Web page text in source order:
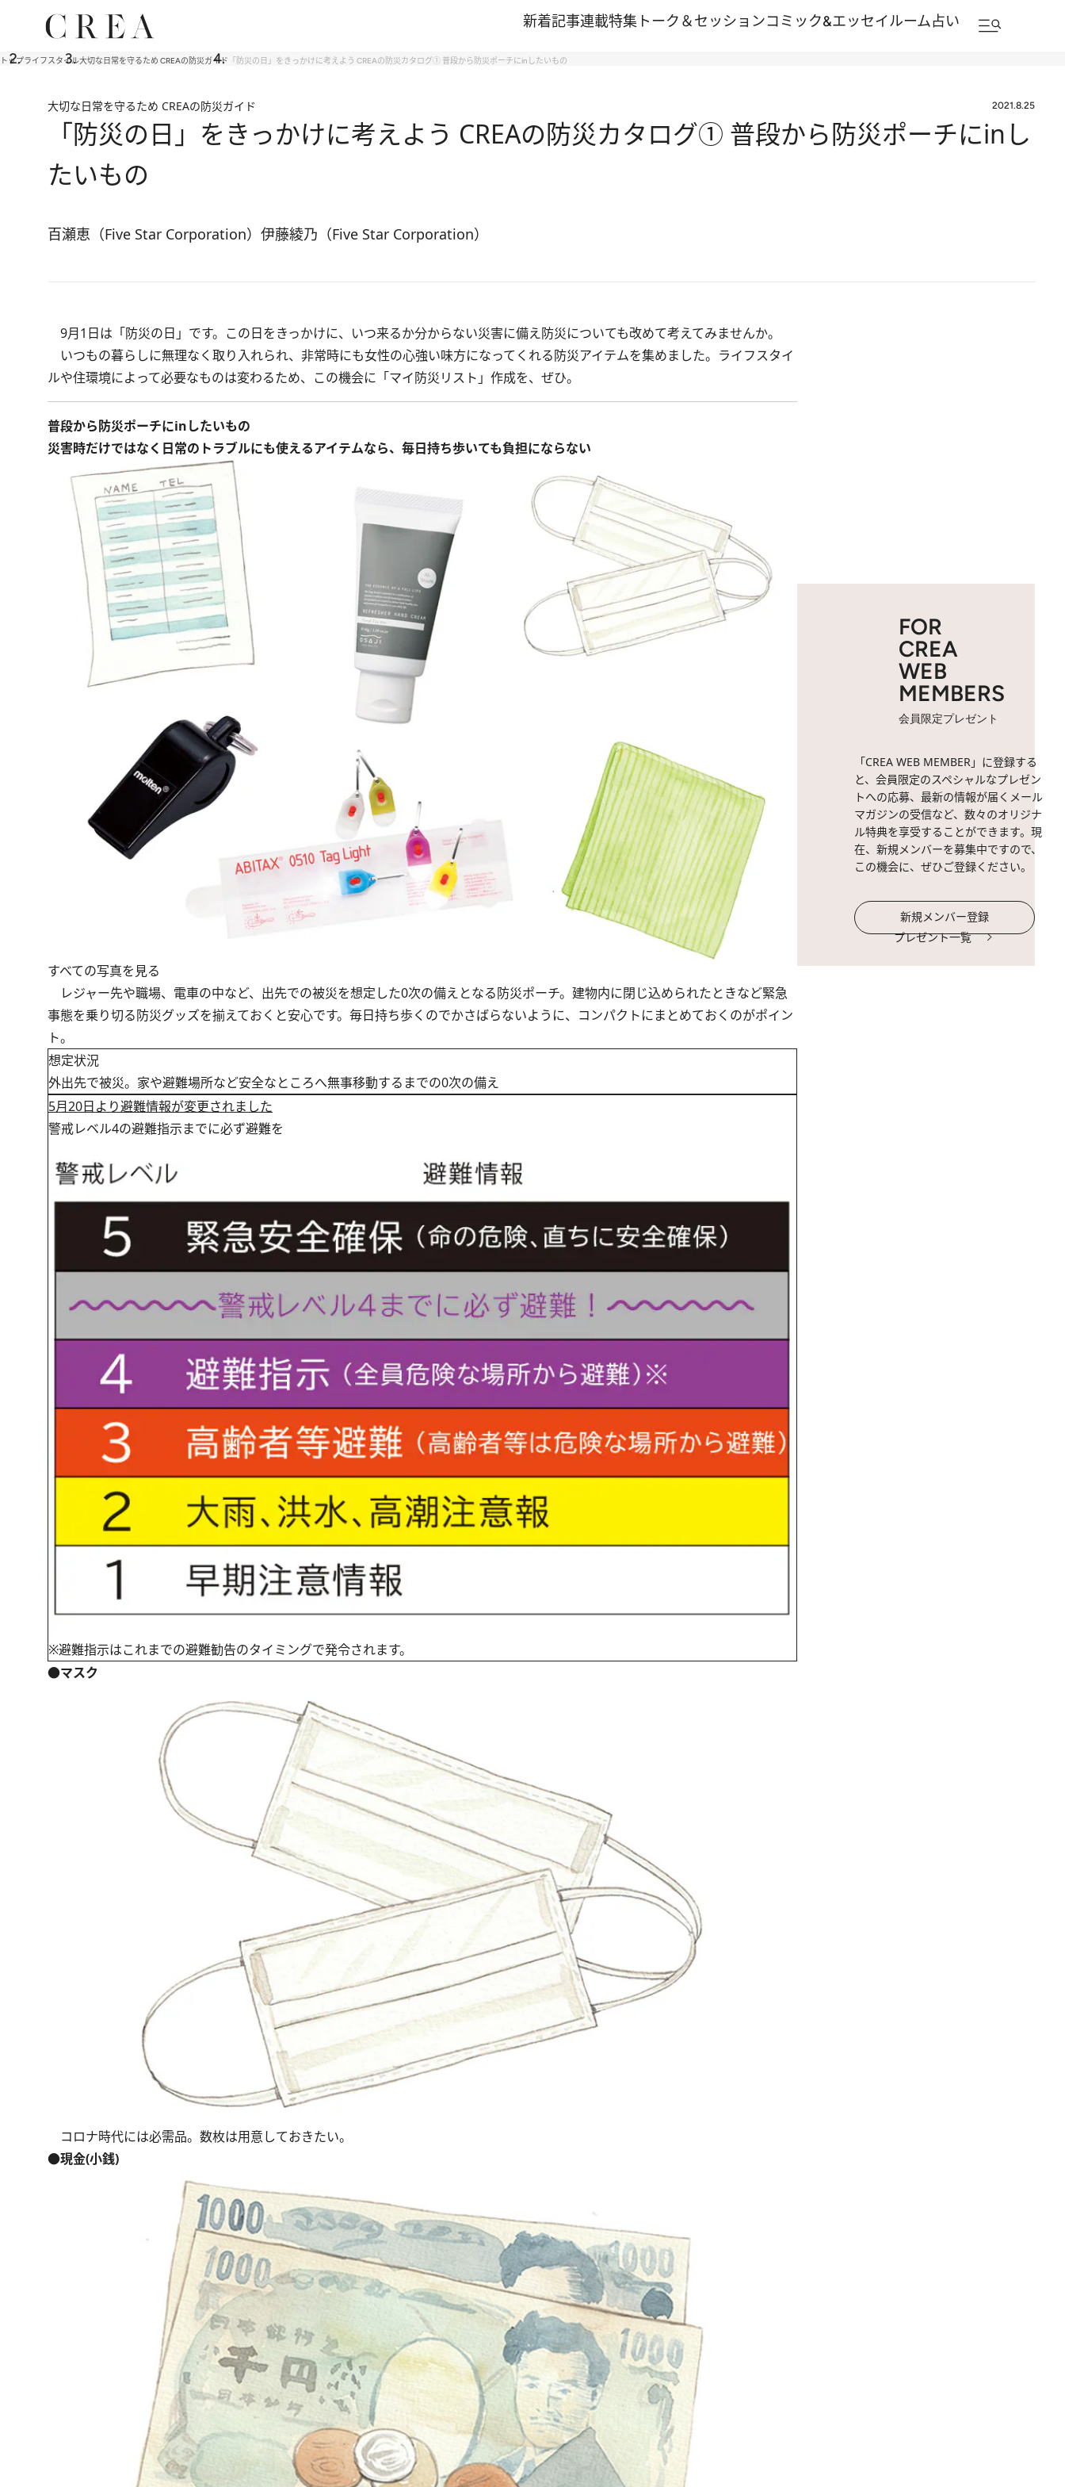
新着記事連載特集 トーク＆セッションコミック&エッセイルーム占い
トップライフスタイル大切な日常を守るため CREAの防災ガイド 「防災の日」をきっかけに考えよう CREAの防災カタログ① 普段から防災ポーチにinしたいもの
大切な日常を守るため CREAの防災ガイド 2021.8.25
「防災の日」をきっかけに考えよう CREAの防災カタログ① 普段から防災ポーチにinし
たいもの
百瀬恵（Five Star Corporation） 伊藤綾乃（Five Star Corporation）
9月1日は「防災の日」です。この日をきっかけに、いつ来るか分からない災害に備え防災についても改めて考えてみませんか。
いつもの暮らしに無理なく取り入れられ、非常時にも女性の心強い味方になってくれる防災アイテムを集めました。ライフスタイ
ルや住環境によって必要なものは変わるため、この機会に「マイ防災リスト」作成を、ぜひ。
普段から防災ポーチにinしたいもの
災害時だけではなく日常のトラブルにも使えるアイテムなら、毎日持ち歩いても負担にならない
すべての写真を見る
レジャー先や職場、電車の中など、出先での被災を想定した0次の備えとなる防災ポーチ。建物内に閉じ込められたときなど緊急
事態を乗り切る防災グッズを揃えておくと安心です。毎日持ち歩くのでかさばらないように、コンパクトにまとめておくのがポイン
ト。
想定状況
外出先で被災。家や避難場所など安全なところへ無事移動するまでの0次の備え
5月20日より避難情報が変更されました
警戒レベル4の避難指示までに必ず避難を
※避難指示はこれまでの避難勧告のタイミングで発令されます。
●マスク
コロナ時代には必需品。数枚は用意しておきたい。
●現金(小銭)
FOR
CREA
WEB
MEMBERS
会員限定プレゼント
「CREA WEB MEMBER」に登録する
と、会員限定のスペシャルなプレゼン
トへの応募、最新の情報が届くメール
マガジンの受信など、数々のオリジナ
ル特典を享受することができます。現
在、新規メンバーを募集中ですので、
この機会に、ぜひご登録ください。
新規メンバー登録
プレゼント一覧